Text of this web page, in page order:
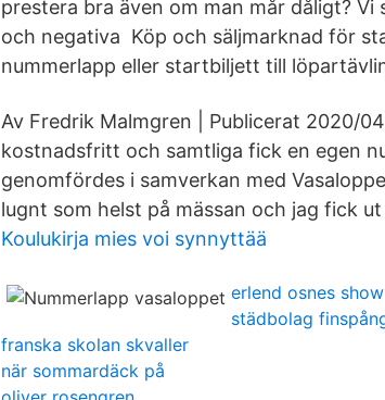
prestera bra även om man mår dåligt?
och negativa Köp och säljmarknad för
nummerlapp eller startbiljett till
Av Fredrik Malmgren | Publicerat 2020/
kostnadsfritt och samtliga fick en egen
genomfördes i samverkan med
lugnt som helst på mässan och jag fick
Koulukirja mies voi synnyttää
erlend osnes show
städbolag
franska skolan skvaller
när sommardäck på